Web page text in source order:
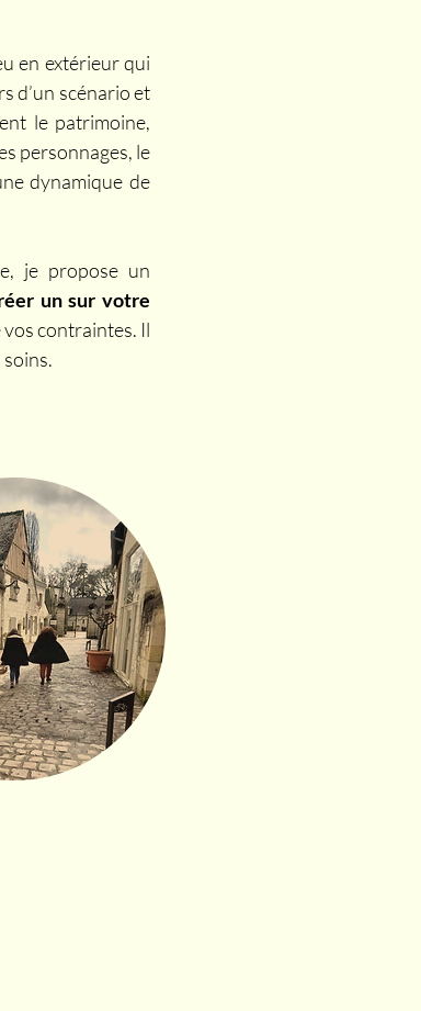
en extérieur qui
d’un scénario et
le patrimoine,
personnages, le
dynamique de
je propose un
un sur votre
contraintes. Il